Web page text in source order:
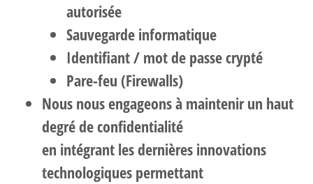
autorisée
Sauvegarde informatique
Identifiant / mot de passe crypté
Pare-feu (Firewalls)
Nous nous engageons à maintenir un haut
degré de confidentialité
en intégrant les dernières innovations
technologiques permettant